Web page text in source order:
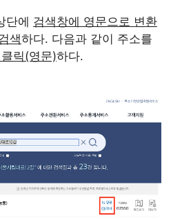
단에 검색창에 영문으로 변환
색하다. 다음과 같이 주소를
릭(영문)하다.